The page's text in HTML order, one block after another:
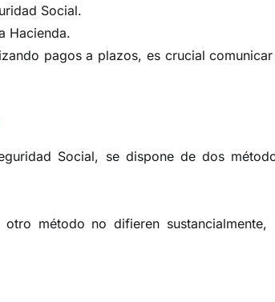
Social.
Hacienda.
pagos a plazos, es crucial
Social, se dispone de dos
método no difieren sustancialmente,